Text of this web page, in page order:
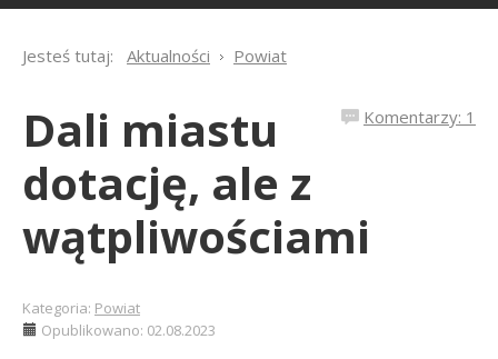
Jesteś tutaj: Aktualności Powiat
Komentarzy: 1
Dali miastu
dotację, ale z
wątpliwościami
Kategoria: Powiat
Opublikowano: 02.08.2023